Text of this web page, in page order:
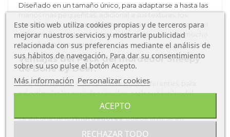
Diseñado en un tamaño único, para adaptarse a hasta las
manos mas pequeñitas, adicional a sus texturas, los
mordedores deDone by Deer,pueden colocarse en el
refrigerador, para que así, puedas proporcionarle mucho
mas alivio a tu pequeño.
Ventajas del Pack del mordedor Sheepy
de Done by Deer:
Estemordedor, cuenta con texturas diferentes, para
asíestimular los sentidos visuales, orales y táctiles del
La silicona de losmordedores, puede lavarse en
Este sitio web utiliza cookies propias y de terceros para
mejorar nuestros servicios y mostrarle publicidad
relacionada con sus preferencias mediante el análisis de
sus hábitos de navegación. Para dar su consentimiento
sobre su uso pulse el botón Acepto.
Más información Personalizar cookies
RECHAZAR TODO
ACEPTO